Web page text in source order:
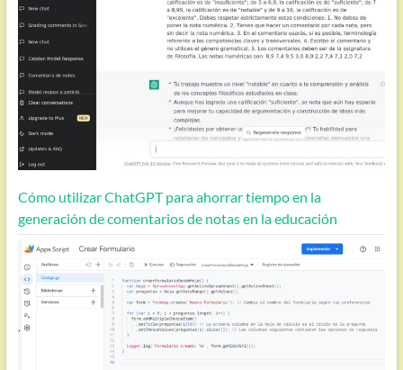
Cómo utilizar ChatGPT para ahorrar tiempo en la
generación de comentarios de notas en la educación